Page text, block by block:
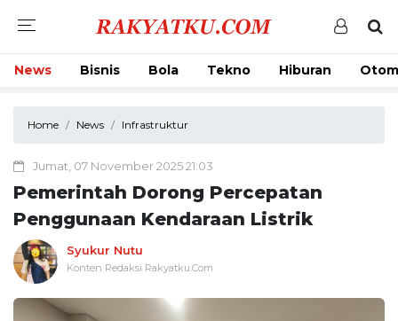
News Bisnis Bola Tekno Hiburan
Home News Infrastruktur
Jumat, 07 November 2025 21:03
Pemerintah Dorong Percepatan
Penggunaan Kendaraan Listrik
Syukur Nutu
Konten Redaksi Rakyatku.Com